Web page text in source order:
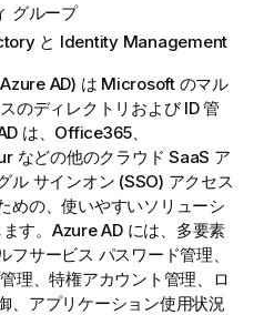
グループ
と Identity Management
AD) は Microsoft のマル
のディレクトリおよび ID 管
は、Office365、
などの他のクラウド SaaS ア
ル サインオン (SSO) アクセス
めの、使いやすいソリューシ
す。Azure AD には、多要素
サービス パスワード管理、
理、特権アカウント管理、ロ
、アプリケーション使用状況